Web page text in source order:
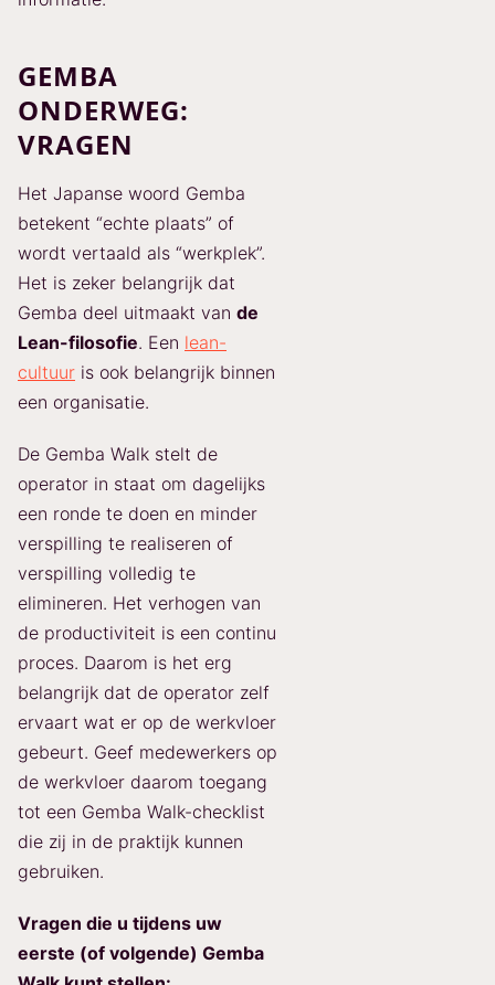
GEMBA
ONDERWEG:
VRAGEN
Het Japanse woord Gemba
betekent “echte plaats” of
wordt vertaald als “werkplek”.
Het is zeker belangrijk dat
Gemba deel uitmaakt van de
Lean-filosofie. Een lean-
cultuur is ook belangrijk binnen
een organisatie.
De Gemba Walk stelt de
operator in staat om dagelijks
een ronde te doen en minder
verspilling te realiseren of
verspilling volledig te
elimineren. Het verhogen van
de productiviteit is een continu
proces. Daarom is het erg
belangrijk dat de operator zelf
ervaart wat er op de werkvloer
gebeurt. Geef medewerkers op
de werkvloer daarom toegang
tot een Gemba Walk-checklist
die zij in de praktijk kunnen
gebruiken.
Vragen die u tijdens uw
eerste (of volgende) Gemba